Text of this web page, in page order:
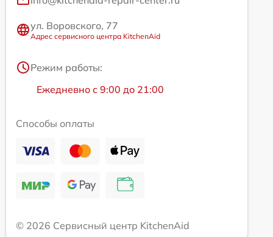
ул. Воровского, 77
Адрес сервисного центра KitchenAid
Режим работы:
Ежедневно с 9:00 до 21:00
Способы оплаты
© 2026 Сервисный центр KitchenAid